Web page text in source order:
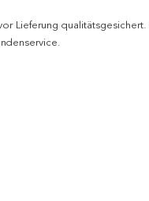
Lieferung